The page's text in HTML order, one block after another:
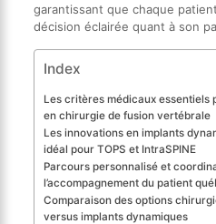
garantissant que chaque
décision éclairée quant à son
Index
Les critères médicaux essentiels
en chirurgie de fusion vertébrale
Les innovations en implants
idéal pour TOPS et IntraSPINE
Parcours personnalisé et
l’accompagnement du patient
Comparaison des options
versus implants dynamiques